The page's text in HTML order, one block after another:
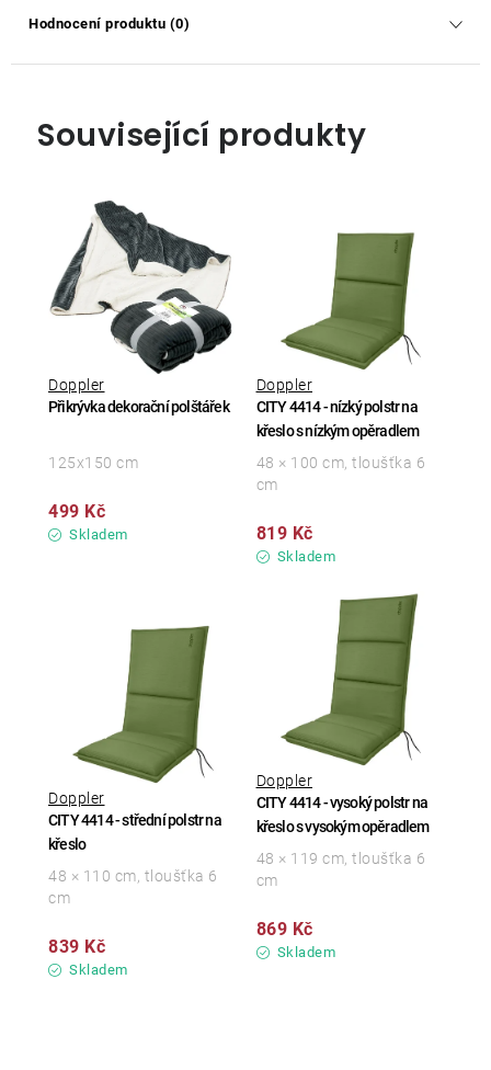
Hodnocení produktu (0)
Související produkty
Přikrývka dekorační polštářek
Doppler
Skladem
499 Kč
125x150 cm
CITY 4414 - nízký polstr na
křeslo s nízkým opěradlem
Doppler
Skladem
819 Kč
48 × 100 cm, tloušťka 6
cm
CITY 4414 - střední polstr na
křeslo
Doppler
Skladem
839 Kč
48 × 110 cm, tloušťka 6
cm
CITY 4414 - vysoký polstr na
křeslo s vysokým opěradlem
Doppler
Skladem
869 Kč
48 × 119 cm, tloušťka 6
cm